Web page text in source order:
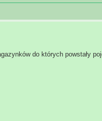
do których powstały